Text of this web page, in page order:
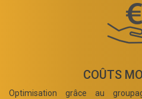
COÛTS
Optimisation grâce au